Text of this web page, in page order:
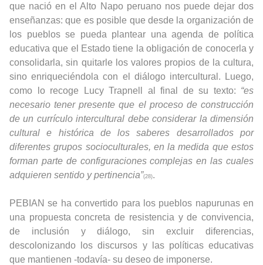
que nació en el Alto Napo peruano nos puede dejar dos
enseñanzas: que es posible que desde la organización de
los pueblos se pueda plantear una agenda de política
educativa que el Estado tiene la obligación de conocerla y
consolidarla, sin quitarle los valores propios de la cultura,
sino enriqueciéndola con el diálogo intercultural. Luego,
como lo recoge Lucy Trapnell al final de su texto: “es
necesario tener presente que el proceso de construcción
de un currículo intercultural debe considerar la dimensión
cultural e histórica de los saberes desarrollados por
diferentes grupos socioculturales, en la medida que estos
forman parte de configuraciones complejas en las cuales
adquieren sentido y pertinencia”(28).
PEBIAN se ha convertido para los pueblos napurunas en
una propuesta concreta de resistencia y de convivencia,
de inclusión y diálogo, sin excluir diferencias,
descolonizando los discursos y las políticas educativas
que mantienen -todavía- su deseo de imponerse.